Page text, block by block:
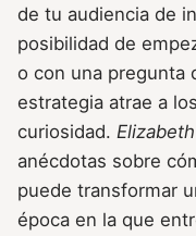
de tu audiencia de
posibilidad de
o con una pregunta
estrategia atrae a
curiosidad.
anécdotas sobre
puede transformar
época en la que